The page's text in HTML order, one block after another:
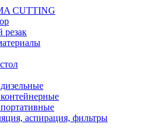
CUTTING
резак
аспирация, фильтры